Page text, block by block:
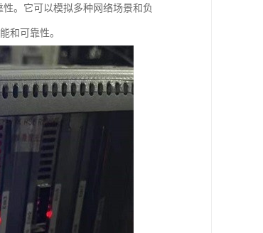
。它可以模拟多种网络场景和负
和可靠性。